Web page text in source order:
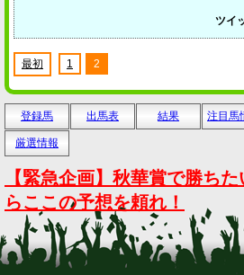
ツイ
最初 1 2
登録馬 出馬表 結果 注目馬
厳選情報
【緊急企画】秋華賞で勝ちた
らここの予想を頼れ！